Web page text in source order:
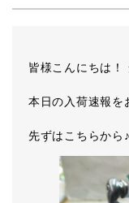
皆様こんにちは！
本日の入荷速報を
先ずはこちらから♪